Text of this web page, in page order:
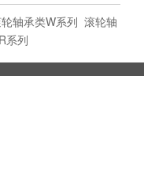
轴承类W系列 滚轮轴
系列